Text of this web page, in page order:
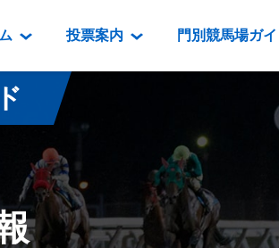
番組・級別表ダウンロード
開催カレンダー
重賞競走体系図
像コンテンツ
重賞競走VTR
重賞競走参考VTR
レースダイジェスト
新馬ダイジェスト
投票案内
電話・インターネット
場外発売所
実況・テレホンサービス
発売・払戻
門別競馬場ガ
門別競馬場情報
門別競馬場グルメ
とねっこジンギスカン
いずみ食堂
ルンビニフードカフェ